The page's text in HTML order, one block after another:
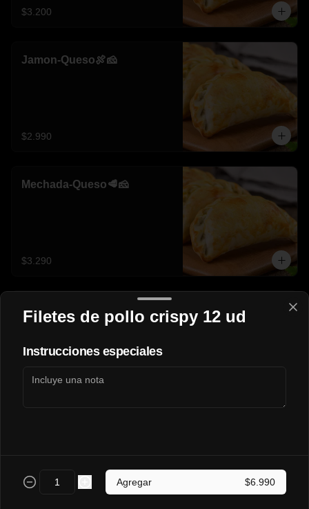
$3.200
Jamon-Queso🍖🧀
$2.990
Mechada-Queso🥩🧀
$3.290
Napolitana🍖🍅🧀
$3.200
Filetes de pollo crispy 12 ud
Instrucciones especiales
Agregar $6.990